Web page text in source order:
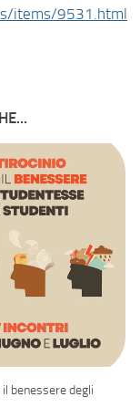
items/9531.html
benessere degli